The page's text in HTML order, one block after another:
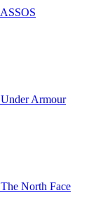
ASSOS
Under Armour
The North Face